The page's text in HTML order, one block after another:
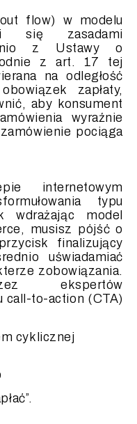
flow) w modelu
się zasadami
z Ustawy o
z art. 17 tej
na odległość
zapłaty,
aby konsument
wyraźnie
pociąga
internetowym
typu
wdrażając model
musisz pójść o
finalizujący
uświadamiać
zobowiązania.
ekspertów
call-to-action (CTA)
cyklicznej